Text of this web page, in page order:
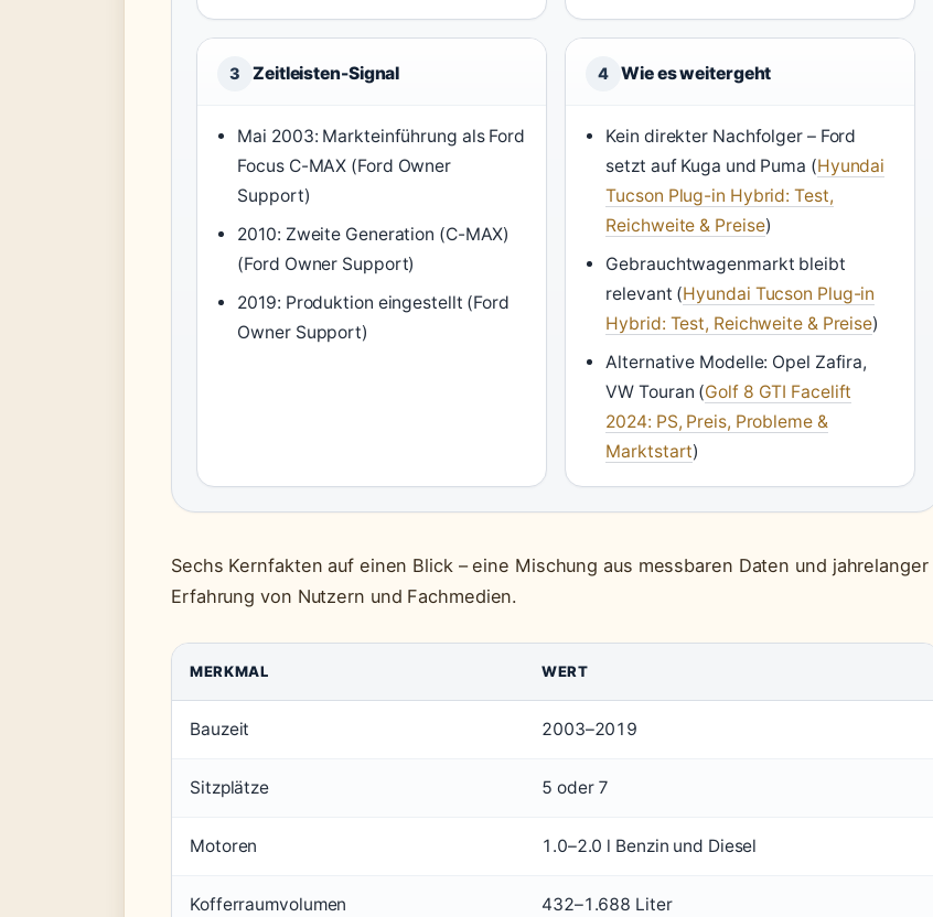
3 Zeitleisten-Signal
Mai 2003: Markteinführung als Ford
Focus C-MAX (Ford Owner
Support)
2010: Zweite Generation (C-MAX)
(Ford Owner Support)
2019: Produktion eingestellt (Ford
Owner Support)
4 Wie es weitergeht
Kein direkter Nachfolger – Ford
setzt auf Kuga und Puma (Hyundai
Tucson Plug-in Hybrid: Test,
Reichweite & Preise)
Gebrauchtwagenmarkt bleibt
relevant (Hyundai Tucson Plug-in
Hybrid: Test, Reichweite & Preise)
Alternative Modelle: Opel Zafira,
VW Touran (Golf 8 GTI Facelift
2024: PS, Preis, Probleme &
Marktstart)
Sechs Kernfakten auf einen Blick – eine Mischung aus messbaren Daten und jahrelanger
Erfahrung von Nutzern und Fachmedien.
MERKMAL WERT
Bauzeit 2003–2019
Sitzplätze 5 oder 7
Motoren 1.0–2.0 l Benzin und Diesel
Kofferraumvolumen 432–1.688 Liter